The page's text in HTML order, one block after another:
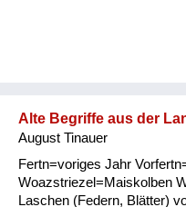
Alte Begriffe aus der
August Tinauer
Fertn=voriges Jahr
Woazstriezel=Maiskolben
Laschen (Federn, Blätter)